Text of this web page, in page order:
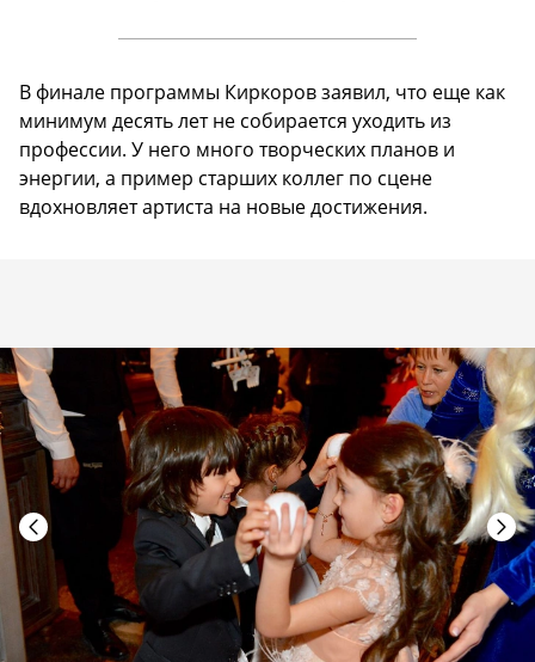
В финале программы Киркоров заявил, что еще как
минимум десять лет не собирается уходить из
профессии. У него много творческих планов и
энергии, а пример старших коллег по сцене
вдохновляет артиста на новые достижения.